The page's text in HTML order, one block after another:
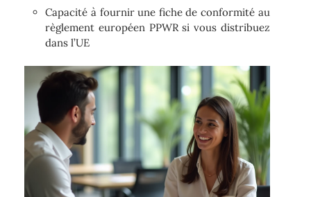
Capacité à fournir une fiche de conformité au
règlement européen PPWR si vous distribuez
dans l’UE